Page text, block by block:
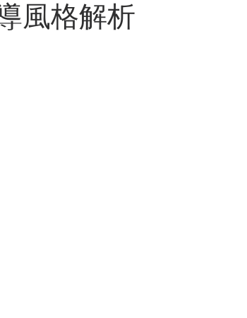
區塊鏈 共同創作者
風格解析